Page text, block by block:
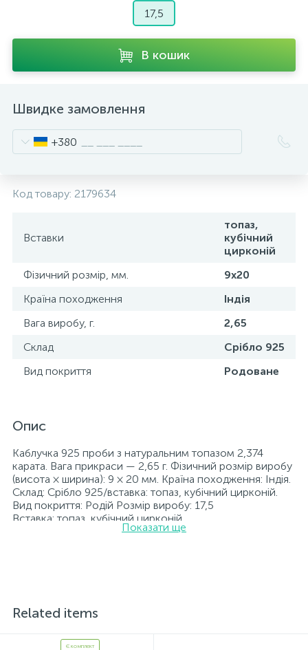
17,5
В кошик
Швидке замовлення
+380
Код товару: 2179634
Вставки
топаз,
кубічний
цирконій
Фізичний розмір, мм.
9х20
Країна походження
Індія
Вага виробу, г.
2,65
Склад
Срібло 925
Вид покриття
Родоване
Опис
Каблучка 925 проби з натуральним топазом 2,374
карата. Вага прикраси — 2,65 г. Фізичний розмір виробу
(висота × ширина): 9 × 20 мм. Країна походження: Індія.
Склад: Срібло 925/вставка: топаз, кубічний цирконій.
Вид покриття: Родій Розмір виробу: 17,5
Вставка: топаз, кубічний цирконій.
Родійовані прикраси довше зберігають свій первісний
із зазначенням усіх параметрів.*Кольори виробів на
особливості передачі кольорів екрану
Показати ще
Related items
Є комплект